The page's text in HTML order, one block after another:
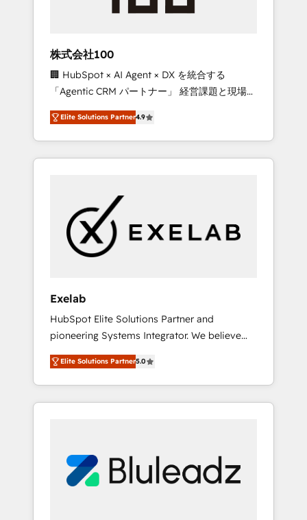
perspective. Many of our consultants have
operators need as their systems, data, and
processes evolve. Since 2014, we’ve
supported 1,400+ clients across a wide range
of industries, including healthcare, software,
B2B services, manufacturing, financial
services and more. Whether clients are new
to HubSpot or expanding into more
clean, scalable, AI-ready systems that create
long-term value and a consistently strong
client experience.
株式会社100
🏢 HubSpot × AI Agent × DX を統合する
「Agentic CRM パートナー」 経営課題と現場業
務をつなぐAIネイティブ・エージェンシーとし
て、HubSpot Eliteの実装力で顧客フロント業務
を再設計します。 💡 100inc は何をする会社
か？ HubSpotを共通基盤に、AIエージェントを
本のAIネイティブ・エージェンシーです。事業
部・グループ会社・部門が分立する組織で、デ
ータと業務プロセスのサイロ化を、CRMを軸と
した全社共通基盤に再構築します。意思決定
ら、GTMの見える化・自動化まで。全Hub統合
運用、データ品質設計、グループ横断のCRM統
合に対応します。 2️⃣ AIエージェント組織構築
営業・マーケティング業務の一部をAIが自律実
行する組織への移行を設計・実装。Breeze・
Claude等をHubSpotと連携させ、役割定義・運
用ルール・成果指標まで含めて設計します。 3️⃣
PMOとして主導。「設定の代行ではなく、設計
の責任」を引き受け、部門横断の統合・浸透・
変革管理を実行します。 ▸ CMS戦略設計・構
Elite Solutions Partner4.9
Exelab
HubSpot Elite Solutions Partner and
pioneering Systems Integrator. We believe
technology should serve business strategy,
not the other way around. Every engagement
begins with clear objectives, customer
journey mapping, and measurable KPIs. Only
Connectors, workflows, and data
architectures that make HubSpot the
Elite Solutions Partner5.0